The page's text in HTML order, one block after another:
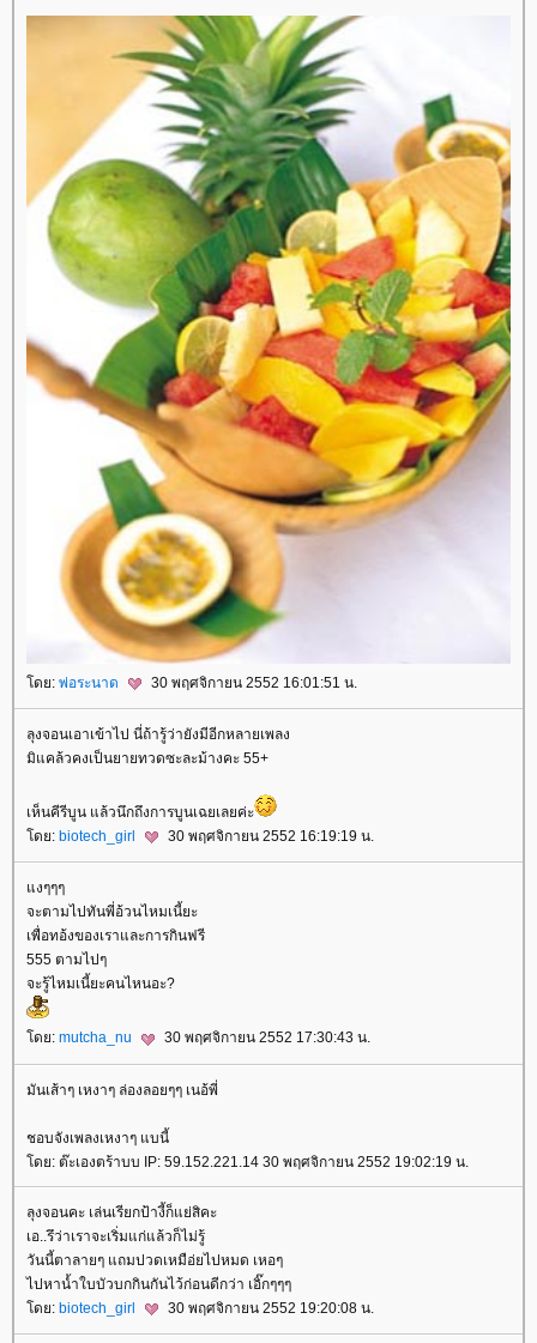
ดย: พ่อระนาด 30 พฤศจิกายน 2552 16:01:51 น.
ลุงจอนเอาเข้าไป นี่ถ้ารู้ว่ายังมีอีกหลายเพลง
มิแคล้วคงเป็นยายทวดซะละม้างคะ 55+
เห็นคีรีบูน แล้วนึกถึงการบูนเฉยเลยค่ะ
ดย: biotech_girl 30 พฤศจิกายน 2552 16:19:19 น.
งๆๆๆ
จะตามไปทันพี่อ้วนไหมเนี้ยะ
เพื่อทอ้งของเราและการกินฟรี
555 ตามไปๆ
จะรู้ไหมเนี้ยะคนไหนอะ?
ดย: mutcha_nu 30 พฤศจิกายน 2552 17:30:43 น.
มันเส้าๆ เหงาๆ ล่องลอยๆๆ เนอ้พี่
ชอบจังเพลงเหงาๆ แบนี้
ดย: ต๊ะเองตร้าบบ IP: 59.152.221.14 30 พฤศจิกายน 2552 19:02:19 น.
ลุงจอนคะ เล่นเรียกป้างี้ก็แย่สิคะ
เอ..รึว่าเราจะเริ่มแก่แล้วก็ไม่รู้
วันนี้ตาลายๆ แถมปวดเหมือ่ยไปหมด เหอๆ
ไปหาน้ำใบบัวบกกินกันไว้ก่อนดีกว่า เอิ๊กๆๆๆ
ดย: biotech_girl 30 พฤศจิกายน 2552 19:20:08 น.